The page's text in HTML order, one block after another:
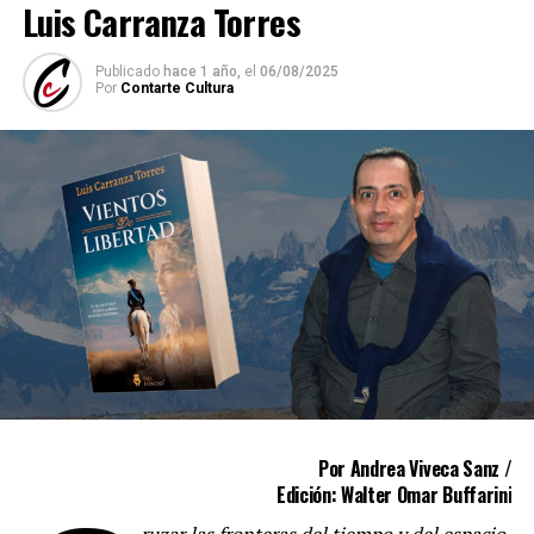
protagonista de esta novela: la piedra. Esa piedra
que viaja desde las canteras de Tandil hacia Buenos
Luis Carranza Torres
Publicado hace 1 año, el 06/08/2025
Por Contarte Cultura
Por Andrea Viveca Sanz /
Edición: Walter Omar Buffarini